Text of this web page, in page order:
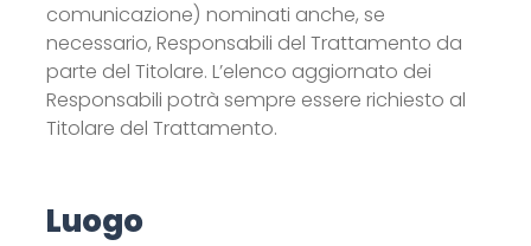
comunicazione) nominati anche, se
necessario, Responsabili del Trattamento da
parte del Titolare. L’elenco aggiornato dei
Responsabili potrà sempre essere richiesto al
Titolare del Trattamento.
Luogo